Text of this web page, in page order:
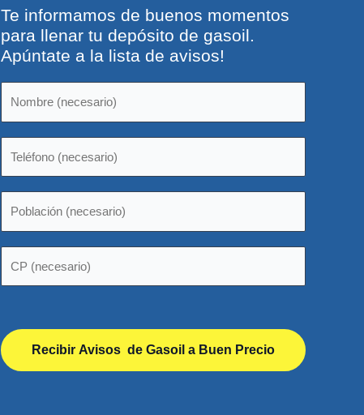
Te informamos de buenos momentos
para llenar tu depósito de gasoil.
Apúntate a la lista de avisos!